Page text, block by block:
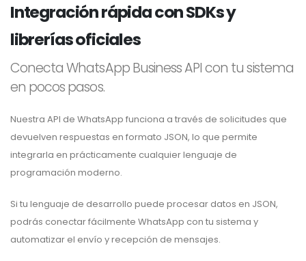
Integración rápida con SDKs y
librerías oficiales
Conecta WhatsApp Business API con tu sistema
en pocos pasos.
Nuestra API de WhatsApp funciona a través de solicitudes que
devuelven respuestas en formato JSON, lo que permite
integrarla en prácticamente cualquier lenguaje de
programación moderno.
Si tu lenguaje de desarrollo puede procesar datos en JSON,
podrás conectar fácilmente WhatsApp con tu sistema y
automatizar el envío y recepción de mensajes.